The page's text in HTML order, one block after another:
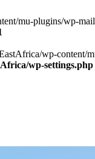
mu-plugins/wp-
wp-
wp-settings.php